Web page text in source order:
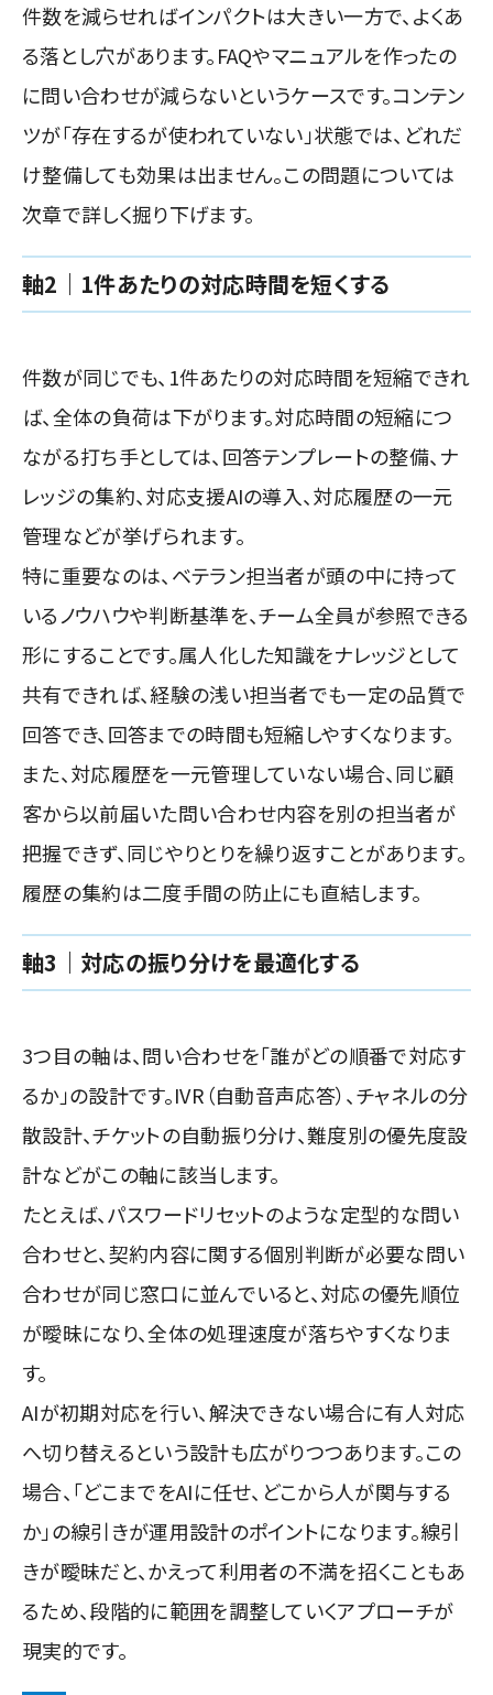
件数を減らせればインパクトは大きい一方で、よくあ
る落とし穴があります。FAQやマニュアルを作ったの
に問い合わせが減らないというケースです。コンテン
ツが「存在するが使われていない」状態では、どれだ
け整備しても効果は出ません。この問題については
次章で詳しく掘り下げます。
軸2｜1件あたりの対応時間を短くする
件数が同じでも、1件あたりの対応時間を短縮できれ
ば、全体の負荷は下がります。対応時間の短縮につ
ながる打ち手としては、回答テンプレートの整備、ナ
レッジの集約、対応支援AIの導入、対応履歴の一元
管理などが挙げられます。
特に重要なのは、ベテラン担当者が頭の中に持って
いるノウハウや判断基準を、チーム全員が参照できる
形にすることです。属人化した知識をナレッジとして
共有できれば、経験の浅い担当者でも一定の品質で
回答でき、回答までの時間も短縮しやすくなります。
また、対応履歴を一元管理していない場合、同じ顧
客から以前届いた問い合わせ内容を別の担当者が
把握できず、同じやりとりを繰り返すことがあります。
履歴の集約は二度手間の防止にも直結します。
軸3｜対応の振り分けを最適化する
3つ目の軸は、問い合わせを「誰がどの順番で対応す
るか」の設計です。IVR（自動音声応答）、チャネルの分
散設計、チケットの自動振り分け、難度別の優先度設
計などがこの軸に該当します。
たとえば、パスワードリセットのような定型的な問い
合わせと、契約内容に関する個別判断が必要な問い
合わせが同じ窓口に並んでいると、対応の優先順位
が曖昧になり、全体の処理速度が落ちやすくなりま
す。
AIが初期対応を行い、解決できない場合に有人対応
へ切り替えるという設計も広がりつつあります。この
場合、「どこまでをAIに任せ、どこから人が関与する
か」の線引きが運用設計のポイントになります。線引
きが曖昧だと、かえって利用者の不満を招くこともあ
るため、段階的に範囲を調整していくアプローチが
現実的です。